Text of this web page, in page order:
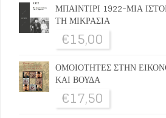
ΜΠΑΙΝΤΙΡΙ 1922-ΜΙΑ
ΤΗ ΜΙΚΡΑΣΙΑ
€15,00
ΟΜΟΙΟΤΗΤΕΣ ΣΤΗΝ
ΚΑΙ ΒΟΥΔΑ
€17,50